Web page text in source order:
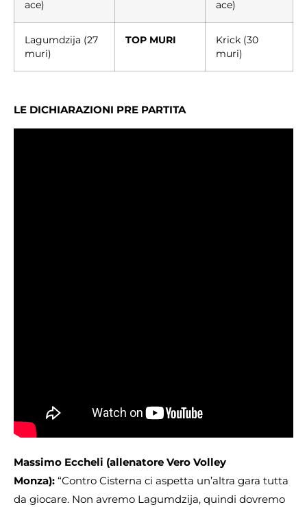
ace)
ace)
Lagumdzija (27
muri)
TOP MURI
Krick (30
muri)
LE DICHIARAZIONI PRE PARTITA
Massimo Eccheli (allenatore Vero Volley
Monza): “Contro Cisterna ci aspetta un’altra gara tutta
da giocare. Non avremo Lagumdzija, quindi dovremo